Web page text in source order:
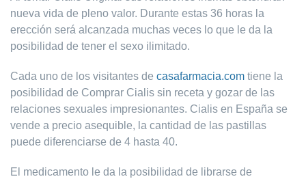
nueva vida de pleno valor. Durante estas 36 horas la
erección será alcanzada muchas veces lo que le da la
posibilidad de tener el sexo ilimitado.
Cada uno de los visitantes de casafarmacia.com tiene la
posibilidad de Comprar Cialis sin receta y gozar de las
relaciones sexuales impresionantes. Cialis en España se
vende a precio asequible, la cantidad de las pastillas
puede diferenciarse de 4 hasta 40.
El medicamento le da la posibilidad de librarse de